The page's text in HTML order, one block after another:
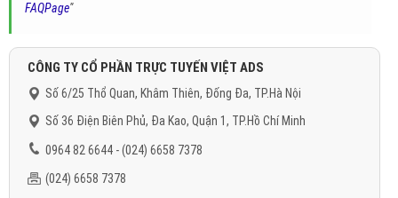
FAQPage"
CÔNG TY CỔ PHẦN TRỰC TUYẾN VIỆT ADS
Số 6/25 Thổ Quan, Khâm Thiên, Đống Đa, TP.Hà Nội
Số 36 Điện Biên Phủ, Đa Kao, Quận 1, TP.Hồ Chí Minh
0964 82 6644 - (024) 6658 7378
(024) 6658 7378